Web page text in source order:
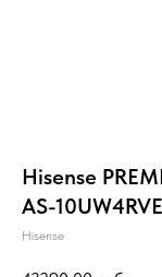
Hisense
AS-
Hisense